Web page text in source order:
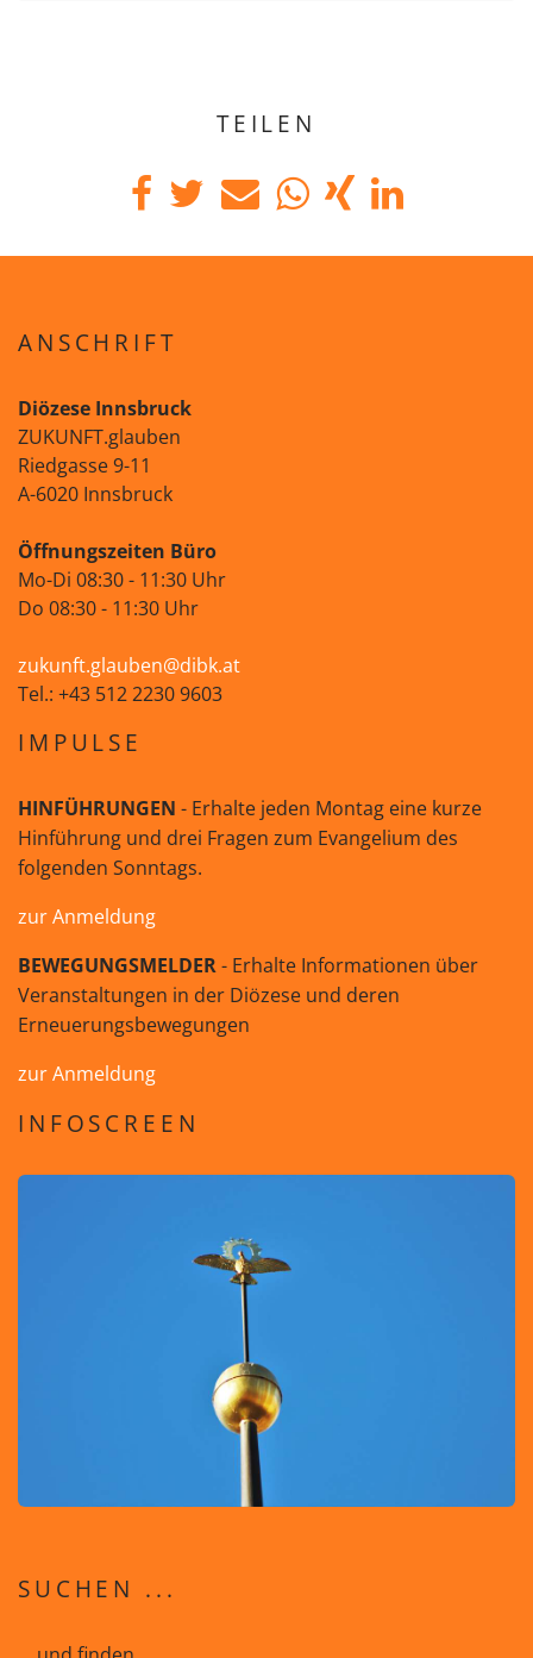
TEILEN
ANSCHRIFT
Diözese Innsbruck
ZUKUNFT.glauben
Riedgasse 9-11
A-6020 Innsbruck
Öffnungszeiten Büro
Mo-Di 08:30 - 11:30 Uhr
Do 08:30 - 11:30 Uhr
zukunft.glauben@dibk.at
Tel.: +43 512 2230 9603
IMPULSE
HINFÜHRUNGEN - Erhalte jeden Montag eine kurze
Hinführung und drei Fragen zum Evangelium des
folgenden Sonntags.
zur Anmeldung
BEWEGUNGSMELDER- Erhalte Informationen über
Veranstaltungen in der Diözese und deren
Erneuerungsbewegungen
zur Anmeldung
INFOSCREEN
SUCHEN ...